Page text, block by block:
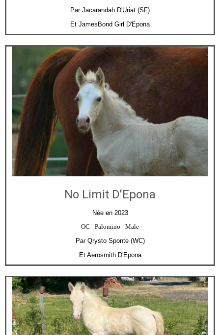
Par Jacarandah D'Uriat (SF)
Et JamesBond Girl D'Epona
No Limit D'Epona
Née en 2023
OC - Palomino - Male
Par Qrysto Sponte (WC)
Et Aerosmith D'Epona